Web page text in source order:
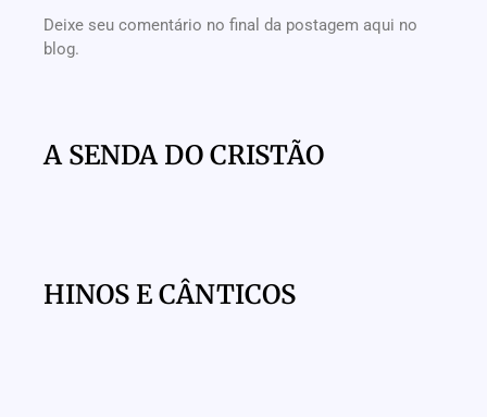
Deixe seu comentário no final da postagem aqui no
blog.
A SENDA DO CRISTÃO
HINOS E CÂNTICOS